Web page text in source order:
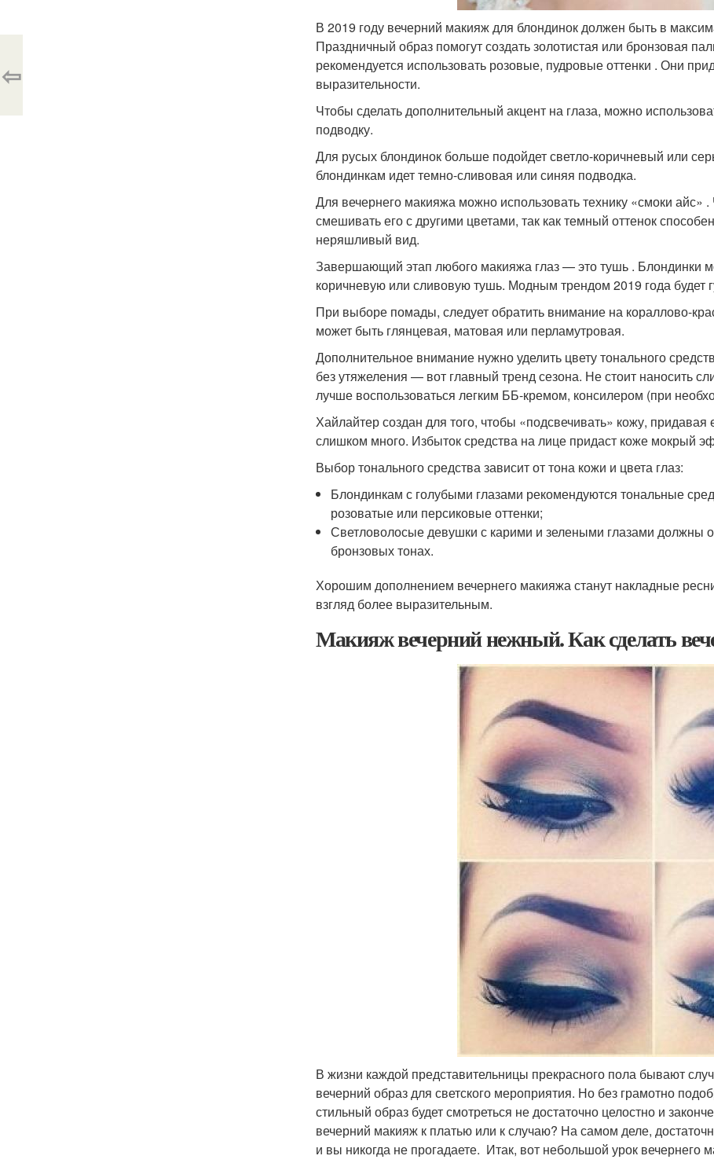
В 2019 году вечерний макияж для блондинок должен быть в
Праздничный образ помогут создать золотистая или бронзовая
рекомендуется использовать розовые, пудровые оттенки . Они
выразительности.
Чтобы сделать дополнительный акцент на глаза, можно
подводку.
Для русых блондинок больше подойдет светло-коричневый или
блондинкам идет темно-сливовая или синяя подводка.
Для вечернего макияжа можно использовать технику «смоки
смешивать его с другими цветами, так как темный оттенок
неряшливый вид.
Завершающий этап любого макияжа глаз — это тушь . Блондинки
коричневую или сливовую тушь. Модным трендом 2019 года будет
При выборе помады, следует обратить внимание на кораллово-
может быть глянцевая, матовая или перламутровая.
Дополнительное внимание нужно уделить цвету тонального
без утяжеления — вот главный тренд сезона. Не стоит наносить
лучше воспользоваться легким ББ-кремом, консилером (при
Хайлайтер создан для того, чтобы «подсвечивать» кожу,
слишком много. Избыток средства на лице придаст коже мокрый
Выбор тонального средства зависит от тона кожи и цвета глаз:
Блондинкам с голубыми глазами рекомендуются тональные
розоватые или персиковые оттенки;
Светловолосые девушки с карими и зелеными глазами должны
бронзовых тонах.
Хорошим дополнением вечернего макияжа станут накладные
взгляд более выразительным.
Макияж вечерний нежный. Как сделать
В жизни каждой представительницы прекрасного пола бывают
вечерний образ для светского мероприятия. Но без грамотно
стильный образ будет смотреться не достаточно целостно и
вечерний макияж к платью или к случаю? На самом деле,
и вы никогда не прогадаете. Итак, вот небольшой урок вечернего
⇦